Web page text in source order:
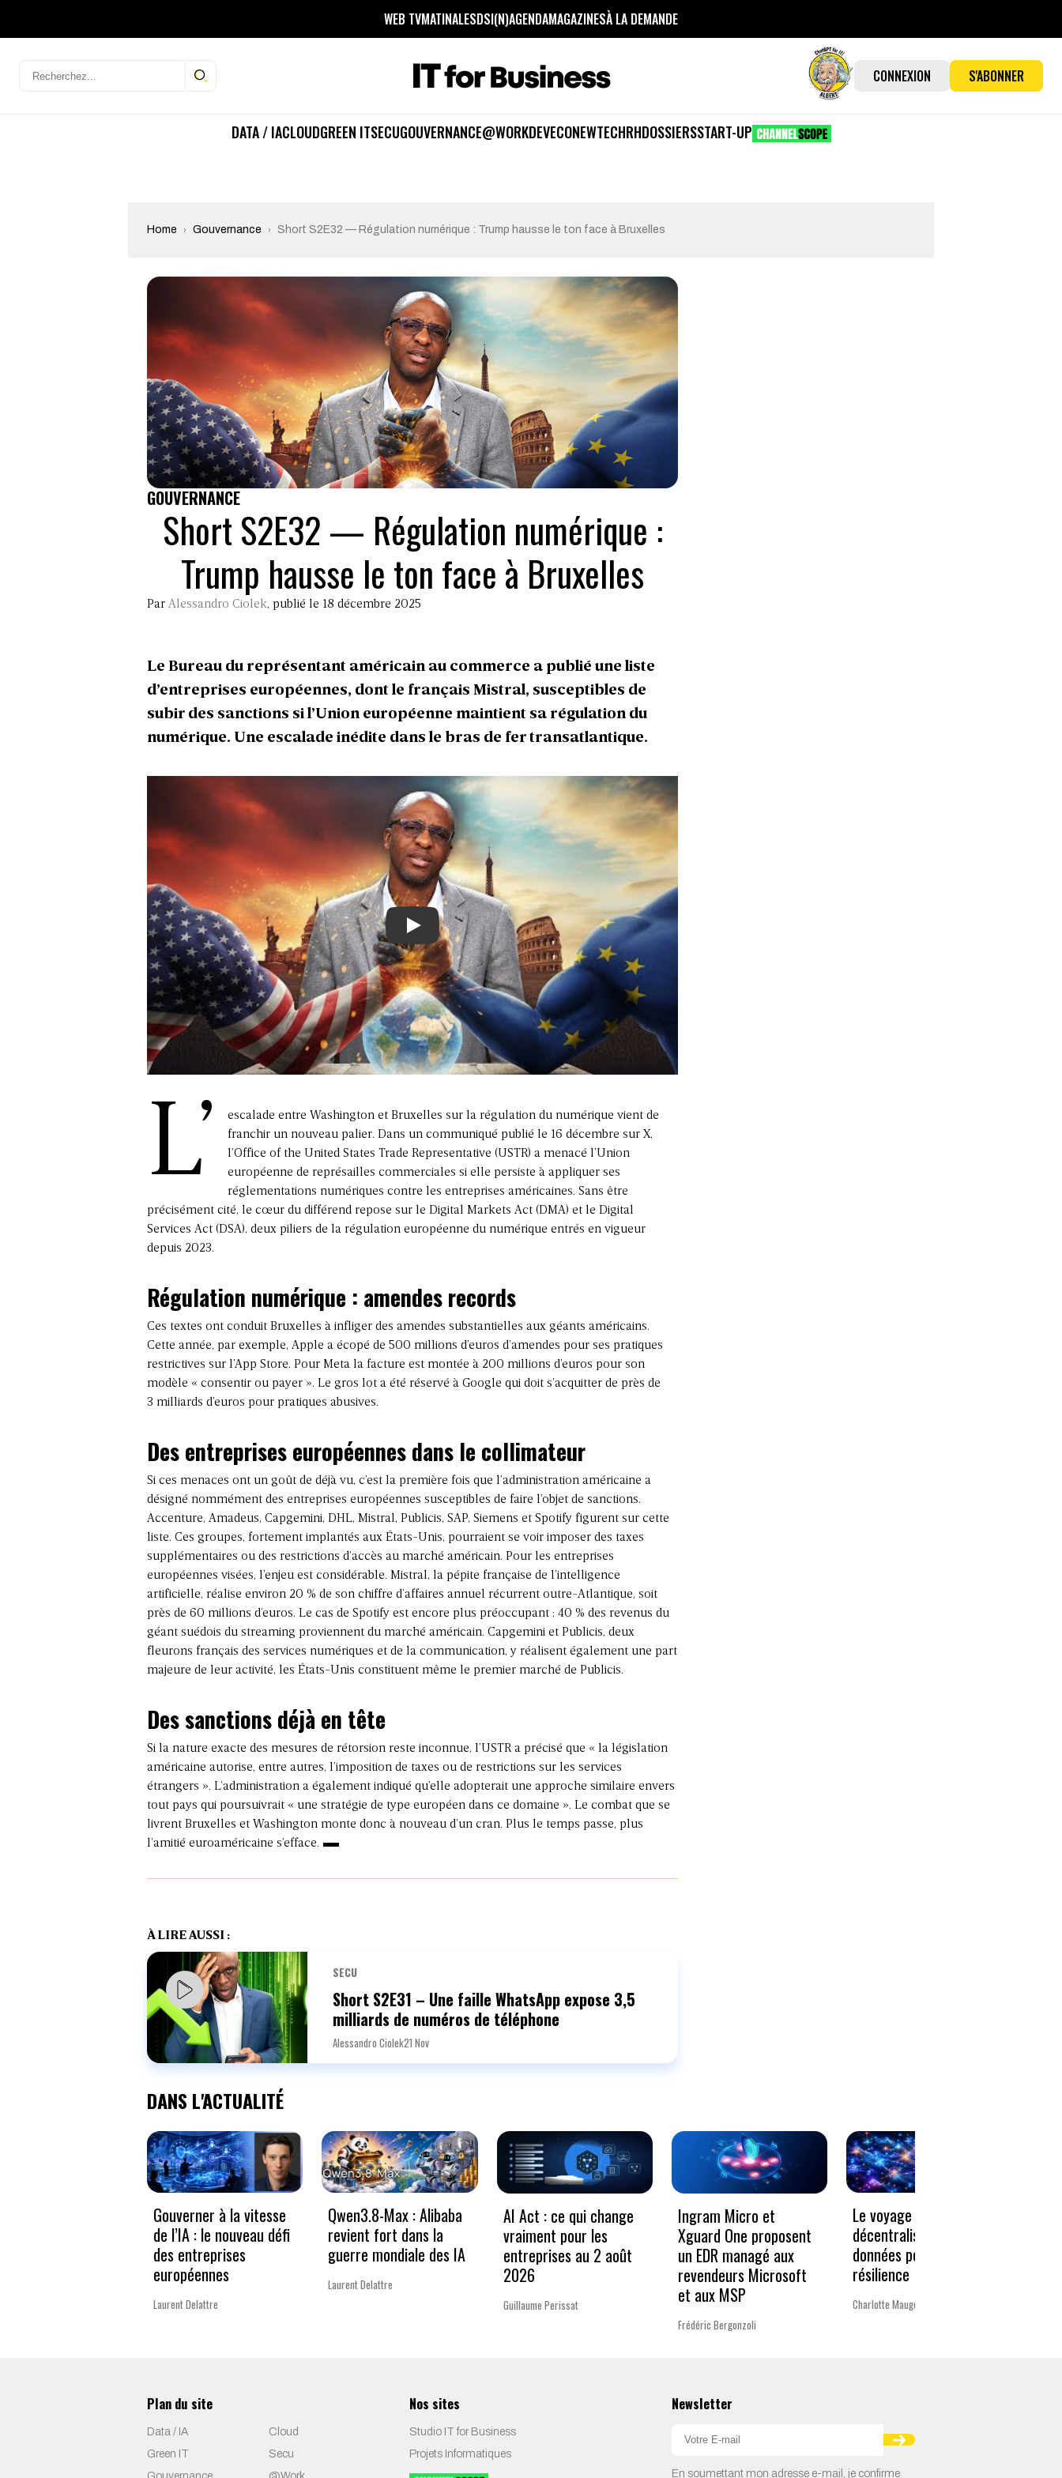
WEB TVMATINALESDSI(N)AGENDAMAGAZINESÀ LA DEMANDE
CONNEXION S'ABONNER
DATA / IACLOUDGREEN ITSECUGOUVERNANCE@WORKDEVECONEWTECHRHDOSSIERSSTART-UP
Home Gouvernance Short S2E32 — Régulation numérique : Trump hausse le ton face à Bruxelles
GOUVERNANCE
Short S2E32 — Régulation numérique :
Trump hausse le ton face à Bruxelles
Par Alessandro Ciolek, publié le 18 décembre 2025
Le Bureau du représentant américain au commerce a publié une liste
d’entreprises européennes, dont le français Mistral, susceptibles de
subir des sanctions si l’Union européenne maintient sa régulation du
numérique. Une escalade inédite dans le bras de fer transatlantique.
L’
escalade entre Washington et Bruxelles sur la régulation du numérique vient de
franchir un nouveau palier. Dans un communiqué publié le 16 décembre sur X,
l’Office of the United States Trade Representative (USTR) a menacé l’Union
européenne de représailles commerciales si elle persiste à appliquer ses
réglementations numériques contre les entreprises américaines. Sans être
précisément cité, le cœur du différend repose sur le Digital Markets Act (DMA) et le Digital
Services Act (DSA), deux piliers de la régulation européenne du numérique entrés en vigueur
depuis 2023.
Régulation numérique : amendes records
Ces textes ont conduit Bruxelles à infliger des amendes substantielles aux géants américains.
Cette année, par exemple, Apple a écopé de 500 millions d’euros d’amendes pour ses pratiques
restrictives sur l’App Store. Pour Meta la facture est montée à 200 millions d’euros pour son
modèle « consentir ou payer ». Le gros lot a été réservé à Google qui doit s’acquitter de près de
3 milliards d’euros pour pratiques abusives.
Des entreprises européennes dans le collimateur
Si ces menaces ont un goût de déjà vu, c’est la première fois que l’administration américaine a
désigné nommément des entreprises européennes susceptibles de faire l’objet de sanctions.
Accenture, Amadeus, Capgemini, DHL, Mistral, Publicis, SAP, Siemens et Spotify figurent sur cette
liste. Ces groupes, fortement implantés aux États-Unis, pourraient se voir imposer des taxes
supplémentaires ou des restrictions d’accès au marché américain. Pour les entreprises
européennes visées, l’enjeu est considérable. Mistral, la pépite française de l’intelligence
artificielle, réalise environ 20 % de son chiffre d’affaires annuel récurrent outre-Atlantique, soit
près de 60 millions d’euros. Le cas de Spotify est encore plus préoccupant : 40 % des revenus du
géant suédois du streaming proviennent du marché américain. Capgemini et Publicis, deux
fleurons français des services numériques et de la communication, y réalisent également une part
majeure de leur activité, les États-Unis constituent même le premier marché de Publicis.
Des sanctions déjà en tête
Si la nature exacte des mesures de rétorsion reste inconnue, l’USTR a précisé que « la législation
américaine autorise, entre autres, l’imposition de taxes ou de restrictions sur les services
étrangers ». L’administration a également indiqué qu’elle adopterait une approche similaire envers
tout pays qui poursuivrait « une stratégie de type européen dans ce domaine ». Le combat que se
livrent Bruxelles et Washington monte donc à nouveau d’un cran. Plus le temps passe, plus
l’amitié euroaméricaine s’efface.
À LIRE AUSSI :
SECU
Short S2E31 – Une faille WhatsApp expose 3,5
milliards de numéros de téléphone
Alessandro Ciolek21 Nov
DANS L'ACTUALITÉ
Gouverner à la vitesse
de l’IA : le nouveau défi
des entreprises
européennes
Laurent Delattre
Qwen3.8-Max : Alibaba
revient fort dans la
guerre mondiale des IA
Laurent Delattre
AI Act : ce qui change
vraiment pour les
entreprises au 2 août
2026
Guillaume Perissat
Ingram Micro et
Xguard One proposent
un EDR managé aux
revendeurs Microsoft
et aux MSP
Frédéric Bergonzoli
Le voyage vers la
décentralisation des
données pour plus de
résilience
Charlotte Mauger
Plan du site
Data / IA
Cloud
Green IT
Secu
Nos sites
Studio IT for Business
Projets Informatiques
Newsletter
En soumettant mon adresse e-mail, je confirme